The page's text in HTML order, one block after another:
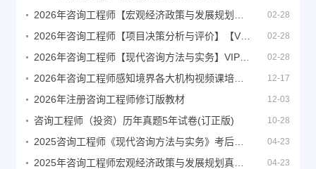
02-28
02-28
02-28
12-17
2026年注册咨询工程师修订版教材 12-03
咨询工程师（投资）历年真题5年试卷(订正版) 10-28
04-23
04-23